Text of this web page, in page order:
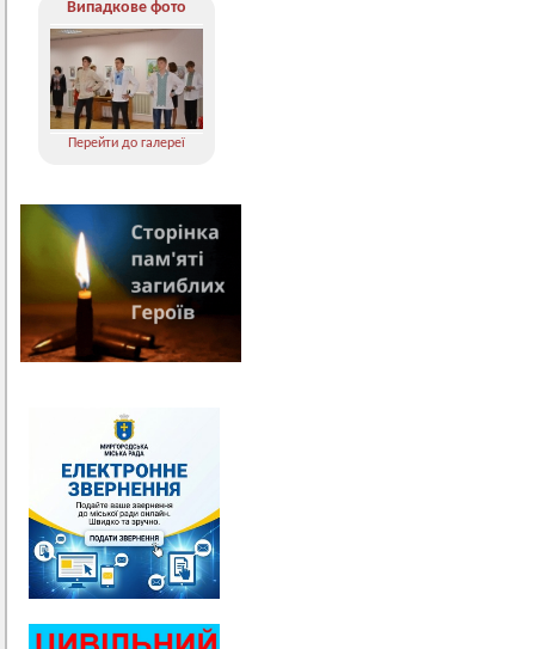
Випадкове фото
Перейти до галереї